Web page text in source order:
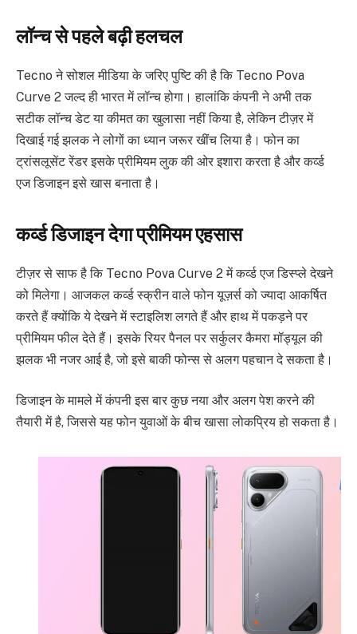
लॉन्च से पहले बढ़ी हलचल
Tecno ने सोशल मीडिया के जरिए पुष्टि की है कि Tecno Pova
Curve 2 जल्द ही भारत में लॉन्च होगा। हालांकि कंपनी ने अभी तक
सटीक लॉन्च डेट या कीमत का खुलासा नहीं किया है, लेकिन टीज़र में
दिखाई गई झलक ने लोगों का ध्यान जरूर खींच लिया है। फोन का
ट्रांसलूसेंट रेंडर इसके प्रीमियम लुक की ओर इशारा करता है और कर्व्ड
एज डिजाइन इसे खास बनाता है।
कर्व्ड डिजाइन देगा प्रीमियम एहसास
टीज़र से साफ है कि Tecno Pova Curve 2 में कर्व्ड एज डिस्प्ले देखने
को मिलेगा। आजकल कर्व्ड स्क्रीन वाले फोन यूज़र्स को ज्यादा आकर्षित
करते हैं क्योंकि ये देखने में स्टाइलिश लगते हैं और हाथ में पकड़ने पर
प्रीमियम फील देते हैं। इसके रियर पैनल पर सर्कुलर कैमरा मॉड्यूल की
झलक भी नजर आई है, जो इसे बाकी फोन्स से अलग पहचान दे सकता है।
डिजाइन के मामले में कंपनी इस बार कुछ नया और अलग पेश करने की
तैयारी में है, जिससे यह फोन युवाओं के बीच खासा लोकप्रिय हो सकता है।